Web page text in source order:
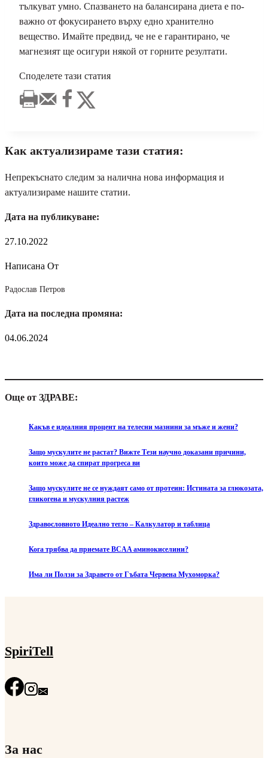
тълкуват умно. Спазването на балансирана диета е по-
важно от фокусирането върху едно хранително
вещество. Имайте предвид, че не е гарантирано, че
магнезият ще осигури някой от горните резултати.
Споделете тази статия
Как актуализираме тази статия:
Непрекъснато следим за налична нова информация и
актуализираме нашите статии.
Дата на публикуване:
27.10.2022
Написана От
Радослав Петров
Дата на последна промяна:
04.06.2024
Още от ЗДРАВЕ:
Какъв е идеалния процент на телесни мазнини за мъже и жени?
Защо мускулите не растат? Вижте Тези научно доказани причини,
които може да спират прогреса ви
Защо мускулите не се нуждаят само от протеин: Истината за глюкозата,
гликогена и мускулния растеж
Здравословното Идеално тегло – Калкулатор и таблица
Кога трябва да приемате BCAA аминокиселини?
Има ли Ползи за Здравето от Гъбата Червена Мухоморка?
SpiriTell
За нас